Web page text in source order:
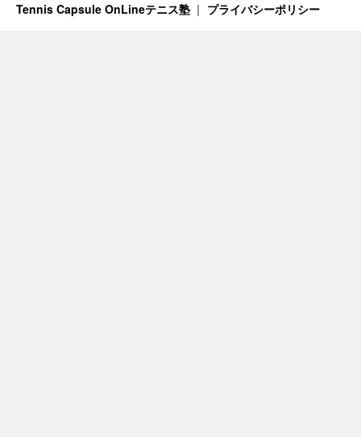
Tennis Capsule OnLineテニス塾 プライバシーポリシー